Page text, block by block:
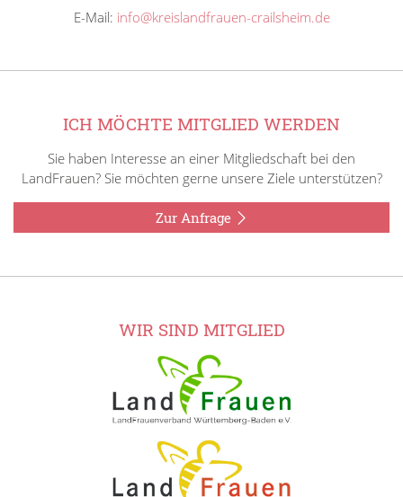
E-Mail: info@kreislandfrauen-crailsheim.de
ICH MÖCHTE MITGLIED WERDEN
Sie haben Interesse an einer Mitgliedschaft bei den
LandFrauen? Sie möchten gerne unsere Ziele unterstützen?
Zur Anfrage
WIR SIND MITGLIED